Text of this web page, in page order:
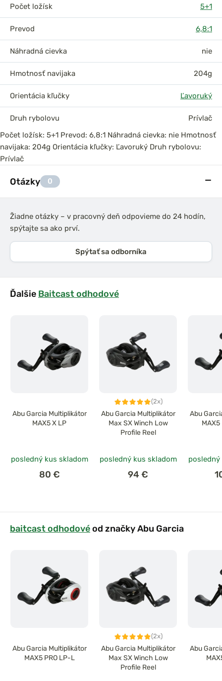
Počet ložísk 5+1
Prevod 6,8:1
Náhradná cievka nie
Hmotnosť navijaka 204g
Orientácia kľučky Ľavoruký
Druh rybolovu
Prívlač
Počet ložísk: 5+1 Prevod: 6,8:1 Náhradná cievka: nie Hmotnosť
navijaka: 204g Orientácia kľučky: Ľavoruký Druh rybolovu:
Prívlač
Otázky 0
Žiadne otázky – v pracovný deň odpovieme do 24 hodín,
spýtajte sa ako prví.
Spýtať sa odborníka
Ďalšie Baitcast odhodové
Abu Garcia Multiplikátor
MAX5 X LP
posledný kus skladom
80 €
(2x)
Abu Garcia Multiplikátor
Max SX Winch Low
Profile Reel
posledný kus skladom
94 €
Abu
MAX5
baitcast odhodovéod značky Abu Garcia
Abu Garcia Multiplikátor
MAX5 PRO LP-L
(2x)
Abu Garcia Multiplikátor
Max SX Winch Low
Profile Reel
Abu